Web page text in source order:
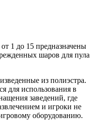
1 до 15 предназначены
шаров для пула
из полиэстра.
для использования в
заведений, где
и игроки не
оборудованию.